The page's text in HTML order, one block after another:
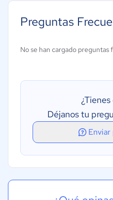
Hosting Integrado y
Preguntas
No se han cargado preguntas
Déjanos tu